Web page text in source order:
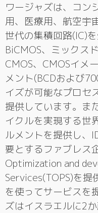
ワージャズは、コン
用、医療用、航空宇
世代の集積回路(IC)
BiCMOS、ミックス
CMOS、CMOSイメ
メント(BCDおよび
イズが可能なプロセ
提供しています。ま
イクルを実現する世
ルメントを提供し、
要とするファブレス
Optimization and
Services(TOPS)を提
を使ってサービスを
ズはイスラエルに2